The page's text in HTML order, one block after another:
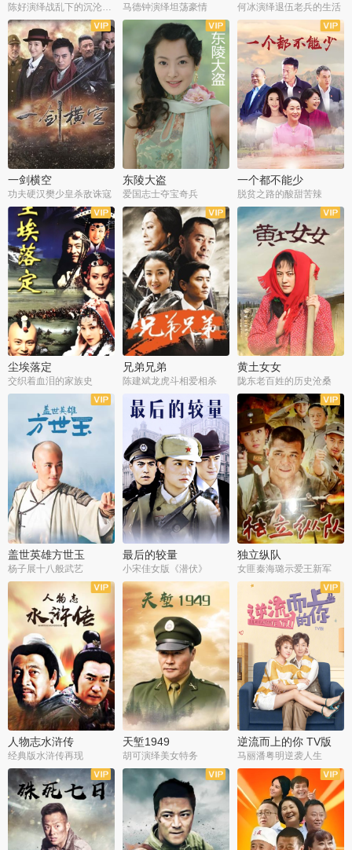
马德钟演绎坦荡豪情
何冰演绎退伍老兵的生活
全40集
一剑横空
功夫硬汉樊少皇杀敌诛寇
全33集
东陵大盗
爱国志士夺宝奇兵
全36集
一个都不能少
脱贫之路的酸甜苦辣
全25集
尘埃落定
交织着血泪的家族史
全50集
兄弟兄弟
陈建斌龙虎斗相爱相杀
全23集
黄土女女
陇东老百姓的历史沧桑
全36集
盖世英雄方世玉
杨子展十八般武艺
全28集
最后的较量
小宋佳女版《潜伏》
全44集
独立纵队
女匪秦海璐示爱王新军
全40集
人物志水浒传
经典版水浒传再现
全30集
天堑1949
胡可演绎美女特务
全43集
逆流而上的你 TV版
马丽潘粤明逆袭人生
全34集
全21集 全35集